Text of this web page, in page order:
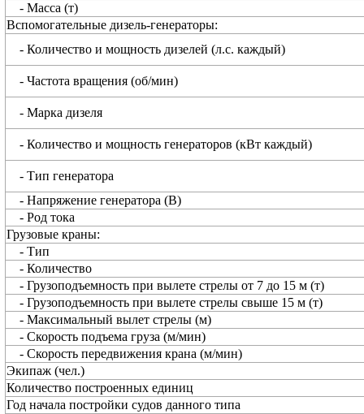
- Масса (т)
Вспомогательные дизель-генераторы:
- Количество и мощность дизелей (л.с. каждый)
- Частота вращения (об/мин)
- Марка дизеля
- Количество и мощность генераторов (кВт каждый)
- Тип генератора
- Напряжение генератора (В)
- Род тока
Грузовые краны:
- Тип
- Количество
- Грузоподъемность при вылете стрелы от 7 до 15 м (т)
- Грузоподъемность при вылете стрелы свыше 15 м (т)
- Максимальный вылет стрелы (м)
- Скорость подъема груза (м/мин)
- Скорость передвижения крана (м/мин)
Экипаж (чел.)
Количество построенных единиц
Год начала постройки судов данного типа